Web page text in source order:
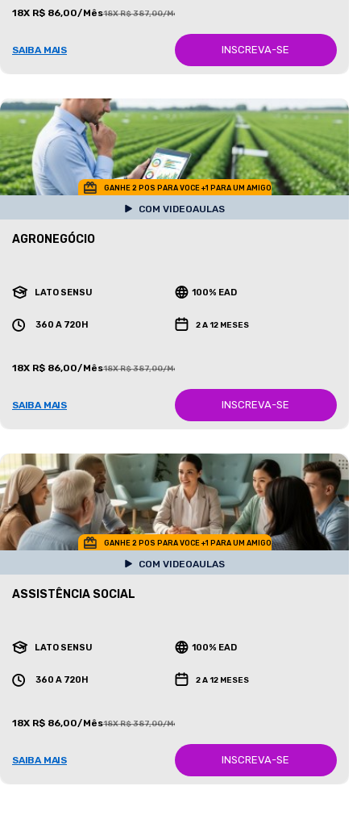
18X R$ 86,00/Mês18X R$ 387,00/Mês
SAIBA MAIS INSCREVA-SE
GANHE 2 POS PARA VOCE +1 PARA UM AMIGO
COM VIDEOAULAS
AGRONEGÓCIO
LATO SENSU 100% EAD
360 A 720H 2 A 12 MESES
18X R$ 86,00/Mês18X R$ 387,00/Mês
SAIBA MAIS INSCREVA-SE
GANHE 2 POS PARA VOCE +1 PARA UM AMIGO
COM VIDEOAULAS
ASSISTÊNCIA SOCIAL
LATO SENSU 100% EAD
360 A 720H 2 A 12 MESES
18X R$ 86,00/Mês18X R$ 387,00/Mês
SAIBA MAIS INSCREVA-SE